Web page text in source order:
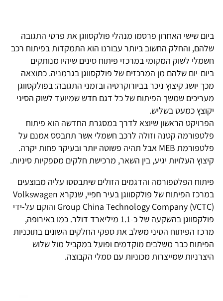
ביום שישי האחרון פרסמו מנהלי פולקסווגן את פרטי התגובה
שלהם, והחלק החשוב ביותר עבורנו הוא התמקדות בפיתוח רכב
חשמלי לשוק המקומי במרכזי פיתוח סינים שיהיו מנותקים
ביום-יום שלהם מן המרכזים של פולקסווגן בגרמניה. כתוצאה
מכך יושג קיצוץ ניכר בביורוקרטיה ובזמני התגובה: בפולקסווגן
מעריכים שמשך הפיתוח של כל דגם חדש שמיועד לשוק הסיני
יקוצץ כמעט בשליש.
הפרויקט הראשון שיוצא לדרך במסגרת החדשה הוא פיתוח
פלטפורמה קטנה וזולה לרכב חשמלי אשר תתבסס אמנם על
פלטפורמת MEB אבל תהיה פשוטה יותר ובעיקר פחות יקרה.
קיצוץ העלויות יגיע, בין השאר, מרכישת חלקים מספקיות סיניות.
פיתוח הפלטפורמה והדגמים הזולים שיתבססו עליה מבוצעים
במרכז הפיתוח של פולקסווגן בעיר חפיי, שנקרא Volkswagen
Group China Technology Company (VCTC) והוקם על-ידי
פולקסווגן בהשקעה של כ-1.1 מיליארד דולר. כמו באירופה,
מרכז הפיתוח הסיני משלב את ספקי החלקים השונים בתוכניות
הפיתוח כבר משלבים מוקדמים ופועל במקביל מול שלוש
היצרניות שמייצרות מכוניות עם סמלי הקבוצה.